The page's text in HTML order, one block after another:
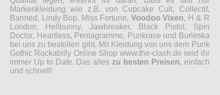
Markenkleidung wie z.B. von Cupcake Cult, Collectif,
Banned, Lindy Bop, Miss Fortune, Voodoo Vixen, H & R
London, Hellbunny, Jawbreaker, Black Pistol, Spin
Doctor, Heartless, Pentagramme, Punkrave und Burleska
bei uns zu bestellen gibt. Mit Kleidung von uns dem Punk
Gothic Rockabilly Online Shop www.the-clash.de seid ihr
immer Up to Date. Das alles zu besten Preisen, einfach
und schnell!